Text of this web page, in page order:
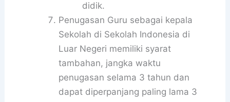
didik.
Penugasan Guru sebagai kepala
Sekolah di Sekolah Indonesia di
Luar Negeri memiliki syarat
tambahan, jangka waktu
penugasan selama 3 tahun dan
dapat diperpanjang paling lama 3